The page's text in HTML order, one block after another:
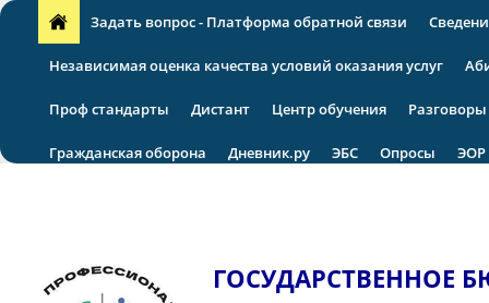
Задать вопрос - Платформа обратной связи
Независимая оценка качества условий оказания услуг
Проф стандарты Дистант Центр обучения
Гражданская оборона Дневник.ру ЭБС Опросы ЭОР
ГОСУДАРСТВЕННОЕ